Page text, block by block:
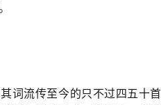
词流传至今的只不过四五十